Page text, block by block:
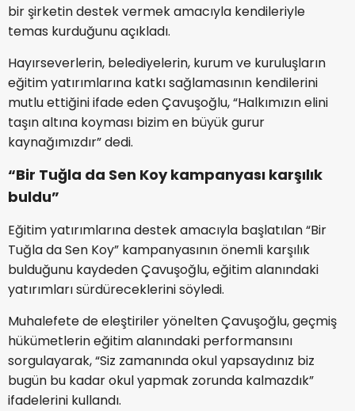
bir şirketin destek vermek amacıyla kendileriyle
temas kurduğunu açıkladı.
Hayırseverlerin, belediyelerin, kurum ve kuruluşların
eğitim yatırımlarına katkı sağlamasının kendilerini
mutlu ettiğini ifade eden Çavuşoğlu, “Halkımızın elini
taşın altına koyması bizim en büyük gurur
kaynağımızdır” dedi.
“Bir Tuğla da Sen Koy kampanyası karşılık
buldu”
Eğitim yatırımlarına destek amacıyla başlatılan “Bir
Tuğla da Sen Koy” kampanyasının önemli karşılık
bulduğunu kaydeden Çavuşoğlu, eğitim alanındaki
yatırımları sürdüreceklerini söyledi.
Muhalefete de eleştiriler yönelten Çavuşoğlu, geçmiş
hükümetlerin eğitim alanındaki performansını
sorgulayarak, “Siz zamanında okul yapsaydınız biz
bugün bu kadar okul yapmak zorunda kalmazdık”
ifadelerini kullandı.